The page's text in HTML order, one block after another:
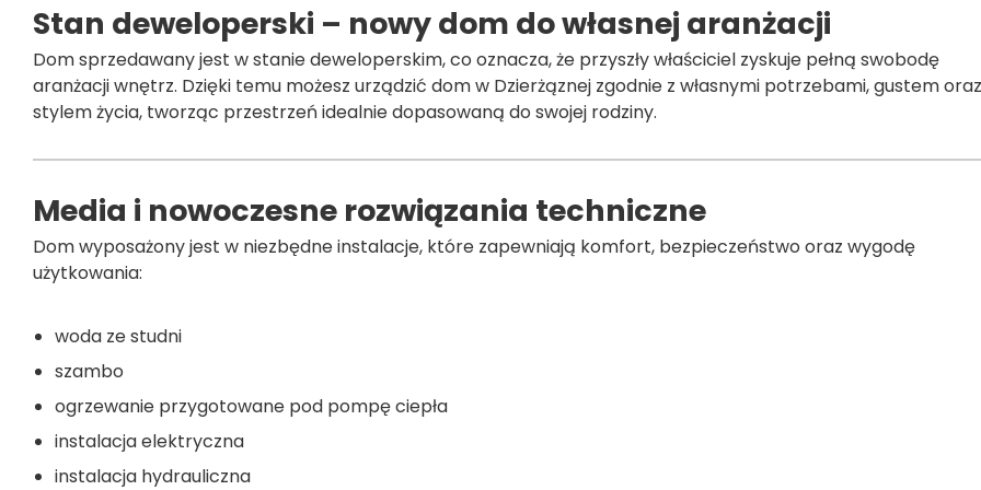
Stan deweloperski – nowy dom do własnej aranżacji
Dom sprzedawany jest w stanie deweloperskim, co oznacza, że przyszły właściciel zyskuje pełną swobodę
aranżacji wnętrz. Dzięki temu możesz urządzić dom w Dzierżąznej zgodnie z własnymi potrzebami, gustem oraz
stylem życia, tworząc przestrzeń idealnie dopasowaną do swojej rodziny.
Media i nowoczesne rozwiązania techniczne
Dom wyposażony jest w niezbędne instalacje, które zapewniają komfort, bezpieczeństwo oraz wygodę
użytkowania:
woda ze studni
szambo
ogrzewanie przygotowane pod pompę ciepła
instalacja elektryczna
instalacja hydrauliczna